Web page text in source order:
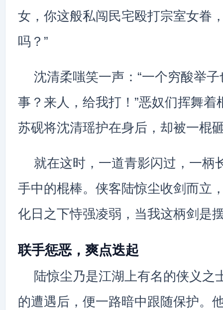
女，你这般私闯民宅殴打宗室女眷
吗？”
沈清柔嗤笑一声：“一个穷酸举
事？来人，给我打！”恶奴们挥舞着
苏砚将沈清瑶护在身后，却被一棍
就在这时，一道青影闪过，一柄
手中的棍棒。侠客陆惊尘收剑而立
化日之下恃强凌弱，当我这柄剑是
联手惩恶，爽点迭起
陆惊尘乃是江湖上有名的侠义之
的遭遇后，便一路暗中跟随保护。